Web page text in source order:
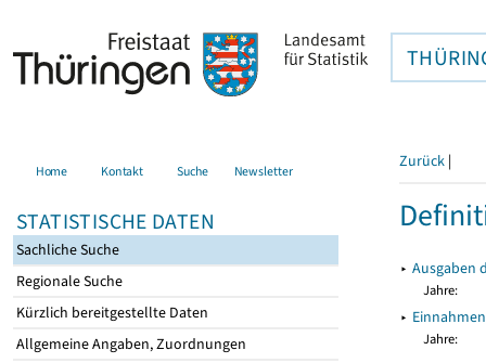
Home Kontakt Suche Newsletter
STATISTISCHE DATEN
Sachliche Suche
Regionale Suche
Kürzlich bereitgestellte Daten
Allgemeine Angaben, Zuordnungen
Zurück |
▸ Ausgaben
Jahre:
▸
Jahre: